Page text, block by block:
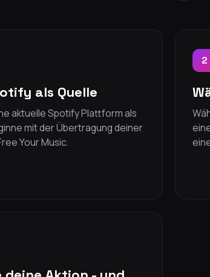
als Quelle
aktuelle Spotify Plattform als
mit der Übertragung deiner
Your Music.
2